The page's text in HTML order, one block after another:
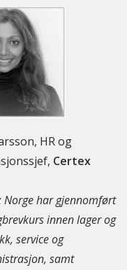
HR og
Certex
Norge har gjennomført
innen lager og
service og
samt